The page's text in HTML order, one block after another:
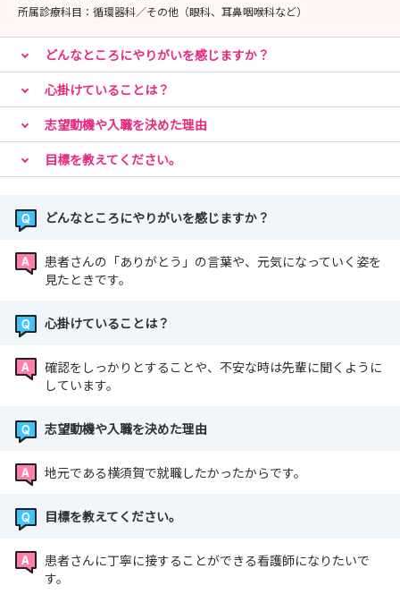
所属診療科目： 循環器科／その他（眼科、耳鼻咽喉科など）
どんなところにやりがいを感じますか？
心掛けていることは？
志望動機や入職を決めた理由
目標を教えてください。
どんなところにやりがいを感じますか？
患者さんの「ありがとう」の言葉や、元気になっていく姿を
見たときです。
心掛けていることは？
確認をしっかりとすることや、不安な時は先輩に聞くように
しています。
志望動機や入職を決めた理由
地元である横須賀で就職したかったからです。
目標を教えてください。
患者さんに丁寧に接することができる看護師になりたいで
す。